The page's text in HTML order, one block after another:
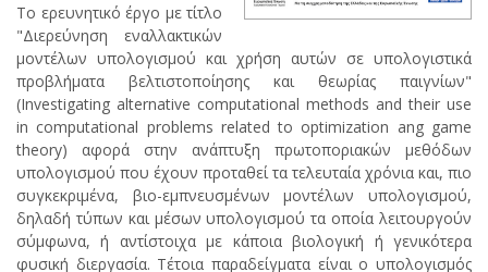
Το ερευνητικό έργο με τίτλο
"Διερεύνηση εναλλακτικών
μοντέλων υπολογισμού και χρήση αυτών σε υπολογιστικά
προβλήματα βελτιστοποίησης και θεωρίας παιγνίων"
(Investigating alternative computational methods and their use
in computational problems related to optimization ang game
theory) αφορά στην ανάπτυξη πρωτοποριακών μεθόδων
υπολογισμού που έχουν προταθεί τα τελευταία χρόνια και, πιο
συγκεκριμένα, βιο-εμπνευσμένων μοντέλων υπολογισμού,
δηλαδή τύπων και μέσων υπολογισμού τα οποία λειτουργούν
σύμφωνα, ή αντίστοιχα με κάποια βιολογική ή γενικότερα
φυσική διεργασία. Τέτοια παραδείγματα είναι ο υπολογισμός